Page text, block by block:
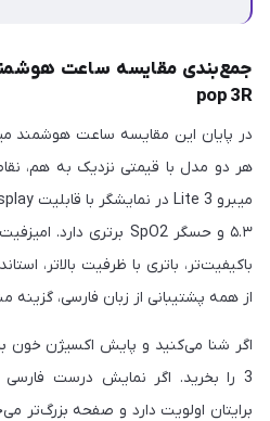
pop 3R
هر دو مدل با قیمتی نزدیک به هم،
از همه پشتیبانی از زبان فارسی، گزینه
3 را بخرید. اگر نمایش درست